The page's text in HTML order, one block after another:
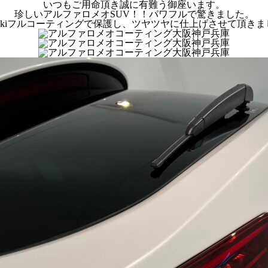
いつもご用命頂き誠に有難う御座います。
珍しいアルファロメオSUV！！パワフルで驚きました。
フルコーティングで保護し、ツヤツヤに仕上げさせて頂きま